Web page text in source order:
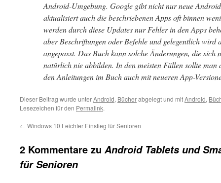
Android-Umgebung. Google gibt nicht nur neue
aktualisiert auch die beschriebenen Apps oft binnen
werden durch diese Updates nur Fehler in den Apps
aber Beschriftungen oder Befehle und gelegentlich wird
angepasst. Das Buch kann solche Änderungen, die sich
natürlich nie abbilden. In den meisten Fällen sollte
den Anleitungen im Buch auch mit neueren App-
Dieser Beitrag wurde unterAndroid, Bücherabgelegt und mitAndroid,
Lesezeichen für den Permalink.
← Windows 10 Leichter Einstieg für Senioren
2 Kommentare zu Android Tablets und
für Senioren